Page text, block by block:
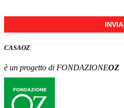
INVIA
CASAOZ
è un progetto di FONDAZIONEOZ